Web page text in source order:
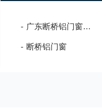
- 广东断桥铝门窗厂家
- 断桥铝门窗